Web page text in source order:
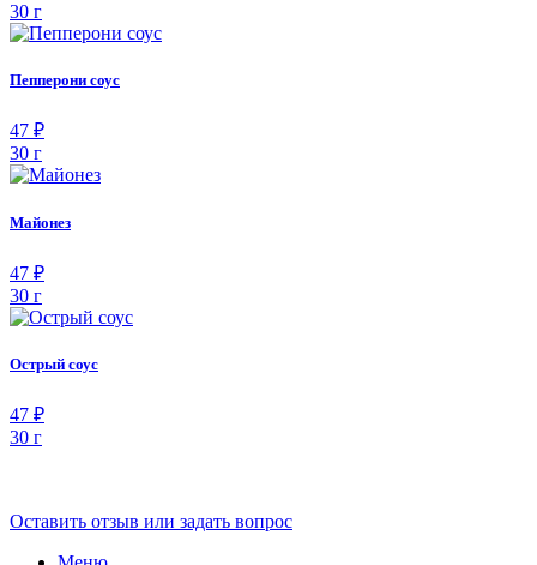
30 г
Пепперони соус
47 ₽
30 г
Майонез
47 ₽
30 г
Острый соус
47 ₽
30 г
Оставить отзыв или задать вопрос